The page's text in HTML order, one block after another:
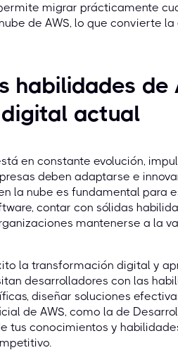
migrar prácticamente
de AWS, lo que convierte
habilidades de
actual
en constante evolución,
deben adaptarse e
la nube es fundamental para
contar con sólidas
mantenerse a la
la transformación digital y
desarrolladores con las
diseñar soluciones
de AWS, como la de
tus conocimientos y